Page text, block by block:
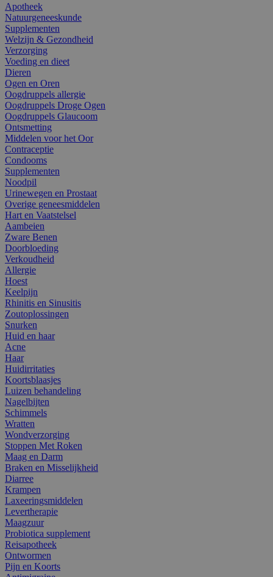
Apotheek
Natuurgeneeskunde
Supplementen
Welzijn & Gezondheid
Verzorging
Voeding en dieet
Dieren
Ogen en Oren
Oogdruppels allergie
Oogdruppels Droge Ogen
Oogdruppels Glaucoom
Ontsmetting
Middelen voor het Oor
Contraceptie
Condooms
Supplementen
Noodpil
Urinewegen en Prostaat
Overige geneesmiddelen
Hart en Vaatstelsel
Aambeien
Zware Benen
Doorbloeding
Verkoudheid
Allergie
Hoest
Keelpijn
Rhinitis en Sinusitis
Zoutoplossingen
Snurken
Huid en haar
Acne
Haar
Huidirritaties
Koortsblaasjes
Luizen behandeling
Nagelbijten
Schimmels
Wratten
Wondverzorging
Stoppen Met Roken
Maag en Darm
Braken en Misselijkheid
Diarree
Krampen
Laxeeringsmiddelen
Levertherapie
Maagzuur
Probiotica supplement
Reisapotheek
Ontwormen
Pijn en Koorts